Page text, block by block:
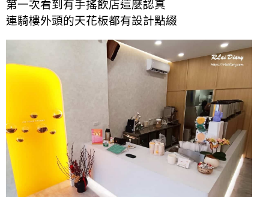
第一次看到有手搖飲店這麼認真
連騎樓外頭的天花板都有設計點綴